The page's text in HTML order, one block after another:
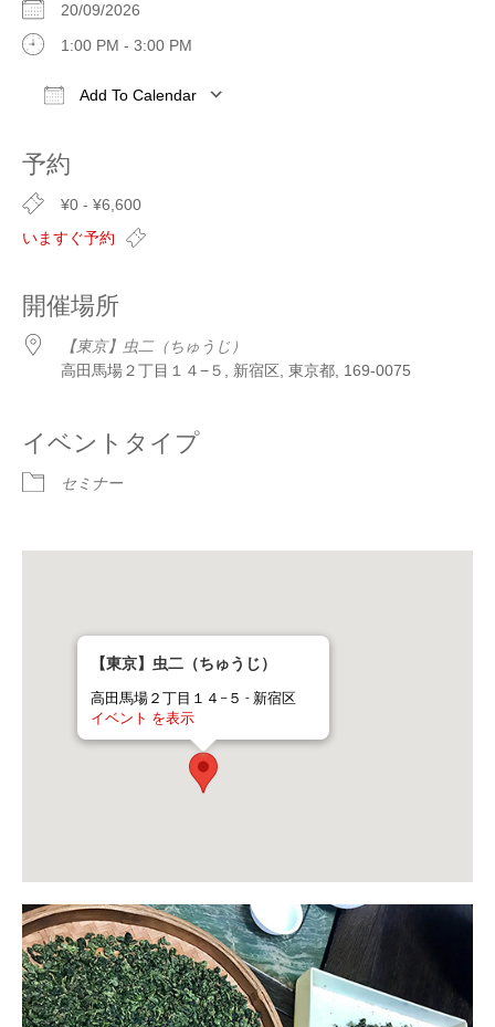
20/09/2026
1:00 PM - 3:00 PM
Add To Calendar
予約
¥0 - ¥6,600
いますぐ予約
開催場所
【東京】虫二（ちゅうじ）
高田馬場２丁目１４−５, 新宿区, 東京都, 169-0075
イベントタイプ
セミナー
【東京】虫二（ちゅうじ）
高田馬場２丁目１４−５ - 新宿区
イベント を表示